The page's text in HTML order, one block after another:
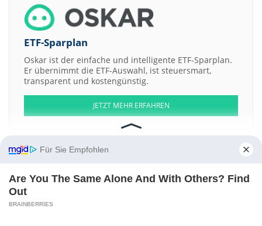
ETF-Sparplan
Oskar ist der einfache und intelligente ETF-Sparplan.
Er übernimmt die ETF-Auswahl, ist steuersmart,
transparent und kostengünstig.
JETZT MEHR ERFAHREN
Aktien ATX DAX EuroStoxx 50 Dow Jones NASDAQ 100 Nikkei 225
S&P 500
Für Sie Empfohlen
Are You The Same Alone And With Others? Find
Out
BRAINBERRIES